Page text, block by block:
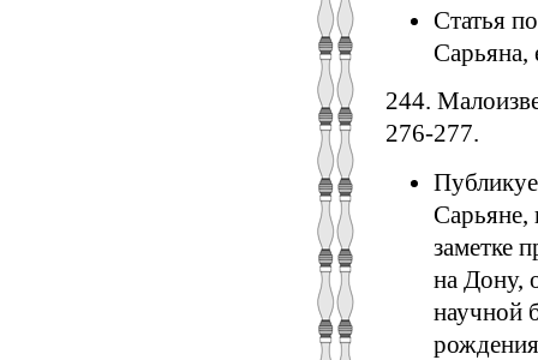
Статья
Сарьяна,
244.
276-277.
Сарьяне,
заметке
на Дону,
научной